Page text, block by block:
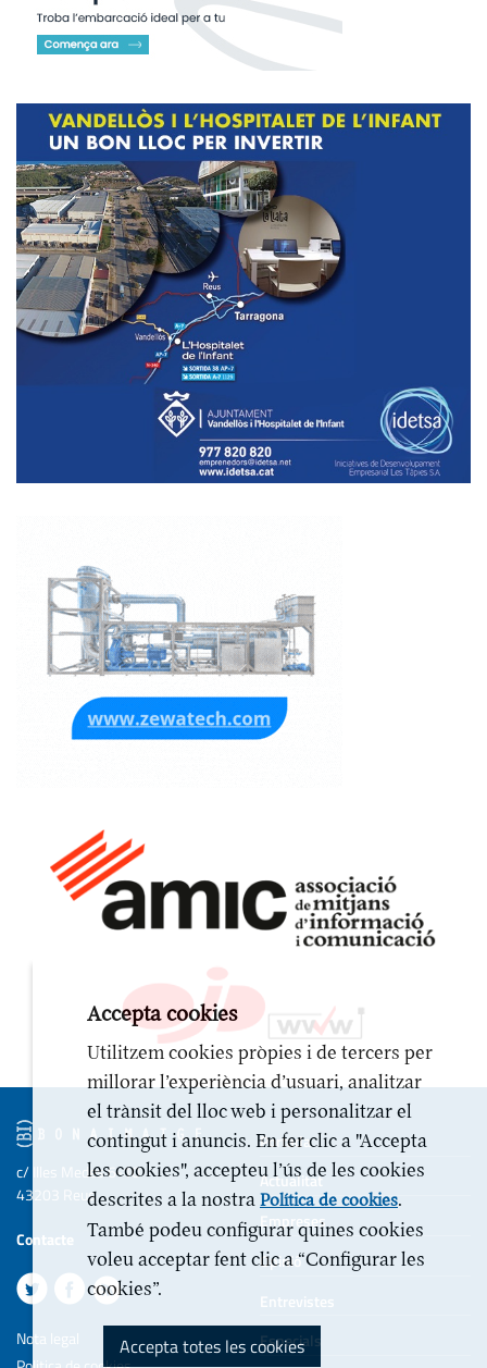
Portada
Actualitat
Empreses
Opinió
Entrevistes
Especials
c/ Illes Medes 6-10
43203 Reus
Contacte
Nota legal
Accepta cookies
Utilitzem cookies pròpies i de tercers per
millorar l’experiència d’usuari, analitzar
el trànsit del lloc web i personalitzar el
contingut i anuncis. En fer clic a "Accepta
les cookies", accepteu l’ús de les cookies
descrites a la nostra Política de cookies.
També podeu configurar quines cookies
voleu acceptar fent clic a “Configurar les
cookies”.
Accepta totes les cookies